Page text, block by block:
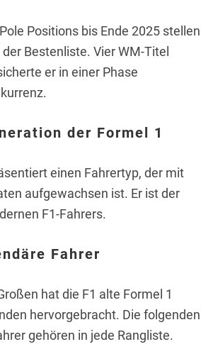
Positions bis Ende 2025 stellen
Bestenliste. Vier WM-Titel
er in einer Phase
der Formel 1
einen Fahrertyp, der mit
aufgewachsen ist. Er ist der
F1-Fahrers.
Fahrer
hat die F1 alte Formel 1
hervorgebracht. Die folgenden
gehören in jede Rangliste.